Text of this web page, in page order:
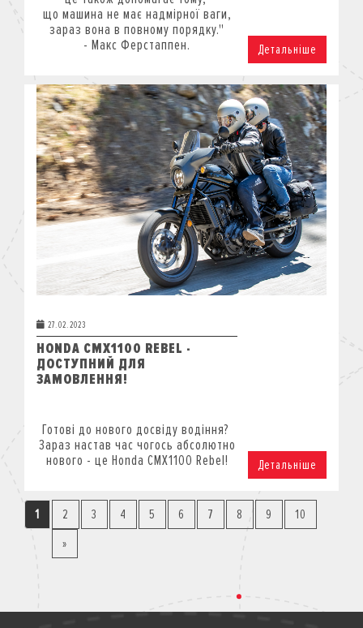
що машина не має надмірної ваги,
зараз вона в повному порядку."
- Макс Ферстаппен. Детальніше
27.02.2023
HONDA CMX1100 REBEL -
ДОСТУПНИЙ ДЛЯ
ЗАМОВЛЕННЯ!
Готові до нового досвіду водіння?
Зараз настав час чогось абсолютно
нового - це Honda CMX1100 Rebel!
Детальніше
1 2 3 4 5 6 7 8 9
10
»